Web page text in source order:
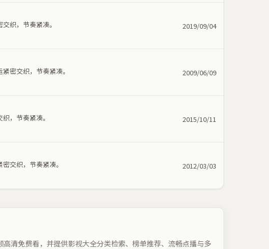
织，节奏紧凑。 2019/09/04
密交织，节奏紧凑。 2009/06/09
，节奏紧凑。 2015/10/11
交织，节奏紧凑。 2012/03/03
清免费看，并提供影视大全分类检索、榜单推荐、流畅点播与多